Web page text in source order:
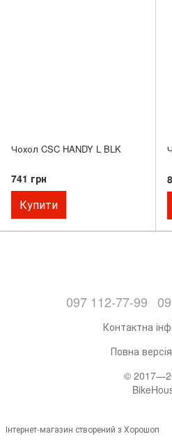
Чохол CSC HANDY L BLK
741 грн
Купити
097 112-77-99
Контактна
Повна
©
Інтернет-магазин створений з Хорошоп